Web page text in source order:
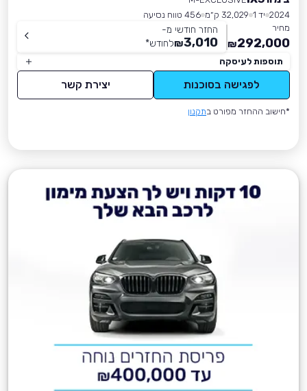
2024 יד 1 32,029 ק״מ
456 טווח נסיעה
מחיר
292,000
₪
החזר חודשי מ-
3,010
₪לחודש*
תוספות לעיסקה
לפגישה בסוכנות יצירת קשר
*חישוב ההחזר מפורט בתקנון